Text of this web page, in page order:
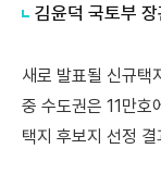
새로 발표될 신규택
중 수도권은 11만호
택지 후보지 선정